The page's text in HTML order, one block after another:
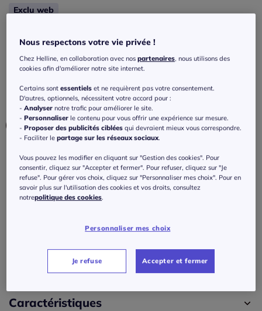
Exclu web
imprimée en jersey viscose
Réf : 246.218.001 3.7
Couleur :imprimé multicolore
Taille :
Veuillez sélectionner une taille
36 -En stock
En stock
42 -En stock
J'ajoute au panier
Caractéristiques
Nous respectons votre vie privée !
Chez Helline, en collaboration avec nospartenaires , nous utilisons des
cookies afin d'améliorer notre site internet.
Certains sontessentiels et ne requièrent pas votre consentement.
D'autres, optionnels, nécessitent votre accord pour :
-Analyser notre trafic pour améliorer le site.
-Personnaliser le contenu pour vous offrir une expérience sur mesure.
-Proposer des publicités ciblées qui devraient mieux vous correspondre.
- Faciliter lepartage sur les réseaux sociaux
Vous pouvez les modifier en cliquant sur "Gestion des cookies". Pour
consentir, cliquez sur "Accepter et fermer". Pour refuser, cliquez sur "Je
refuse". Pour gérer vos choix, cliquez sur "Personnaliser mes choix". Pour en
savoir plus sur l'utilisation des cookies et vos droits, consultez
notrepolitique des cookies
Personnaliser mes choix
Je refuse Accepter et fermer